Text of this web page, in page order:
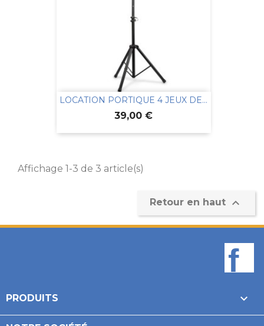
LOCATION PORTIQUE 4 JEUX DE...
Prix
39,00 €
Affichage 1-3 de 3 article(s)
Retour en haut 
PRODUITS 